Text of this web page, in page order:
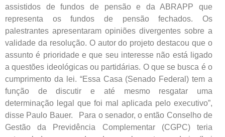
assistidos de fundos de pensão e da ABRAPP que
representa os fundos de pensão fechados. Os
palestrantes apresentaram opiniões divergentes sobre a
validade da resolução. O autor do projeto destacou que o
assunto é prioridade e que seu interesse não está ligado
a questões ideológicas ou partidárias. O que se busca é o
cumprimento da lei. “Essa Casa (Senado Federal) tem a
função de discutir e até mesmo resgatar uma
determinação legal que foi mal aplicada pelo executivo”,
disse Paulo Bauer. Para o senador, o então Conselho de
Gestão da Previdência Complementar (CGPC) teria